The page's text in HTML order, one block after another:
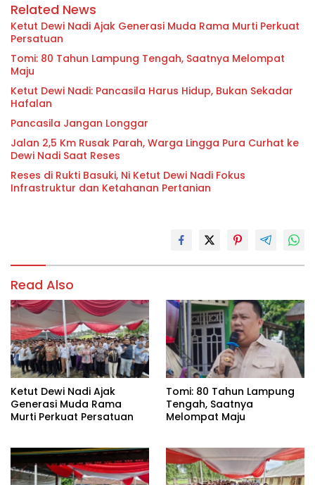
Related News
Ketut Dewi Nadi Ajak Generasi Muda Rama Murti Perkuat
Persatuan
Tomi: 80 Tahun Lampung Tengah, Saatnya Melompat
Maju
Ketut Dewi Nadi: Pancasila Harus Hidup, Bukan Sekadar
Hafalan
Pancasila Jangan Longgar
Jalan 2,5 Km Rusak Parah, Warga Lingga Pura Curhat ke
Dewi Nadi Saat Reses
Reses di Rukti Basuki, Ni Ketut Dewi Nadi Fokus
Infrastruktur dan Ketahanan Pertanian
Read Also
Ketut Dewi Nadi Ajak
Generasi Muda Rama
Murti Perkuat Persatuan
Tomi: 80 Tahun Lampung
Tengah, Saatnya
Melompat Maju